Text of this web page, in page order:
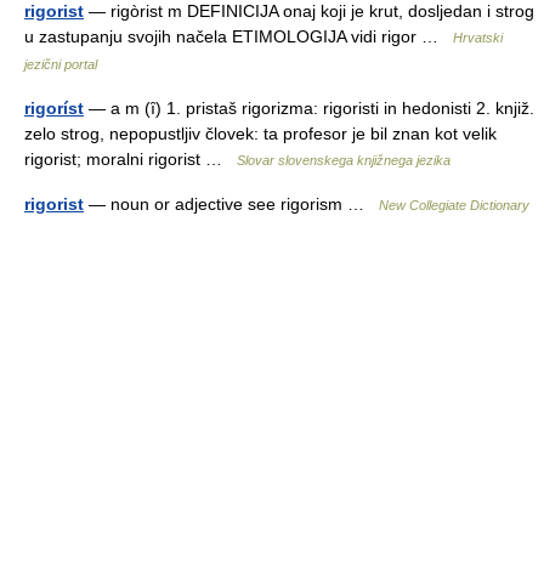
rigorist — rigòrist m DEFINICIJA onaj koji je krut, dosljedan i strog
u zastupanju svojih načela ETIMOLOGIJA vidi rigor …
Hrvatski
jezični portal
rigoríst — a m (ȋ) 1. pristaš rigorizma: rigoristi in hedonisti 2. knjiž.
zelo strog, nepopustljiv človek: ta profesor je bil znan kot velik
rigorist; moralni rigorist …
Slovar slovenskega knjižnega jezika
rigorist — noun or adjective see rigorism … New Collegiate Dictionary